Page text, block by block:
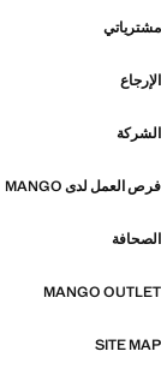
مشترياتي
الإرجاع
الشركة
فرص العمل لدى MANGO
الصحافة
MANGO OUTLET
SITE MAP